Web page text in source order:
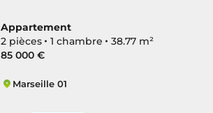
Appartement
2 pièces
1 chambre
38.77 m²
85 000 €
Marseille 01